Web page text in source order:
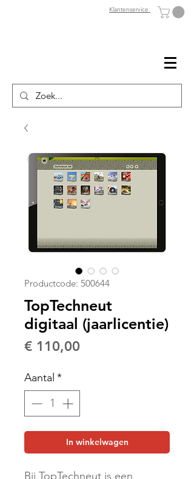
Klantenservice
Productcode: 500644
TopTechneut
digitaal (jaarlicentie)
€ 110,00
Aantal *
In winkelwagen
Bij TopTechneut is een